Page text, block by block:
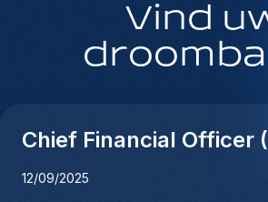
Vind
Chief Financial Officer
12/09/2025